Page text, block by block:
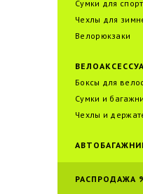
Сумки для
Чехлы для
Велорюкзаки
Боксы для
Сумки и
Чехлы и
РАСПРОДАЖА